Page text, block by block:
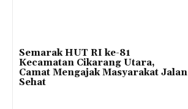
Semarak HUT RI ke-81
Kecamatan Cikarang Utara,
Camat Mengajak Masyarakat Jalan
Sehat